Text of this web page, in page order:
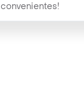
convenientes!